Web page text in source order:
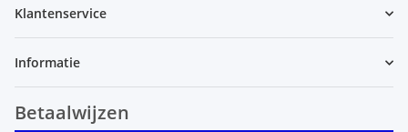
Klantenservice
Informatie
Betaalwijzen